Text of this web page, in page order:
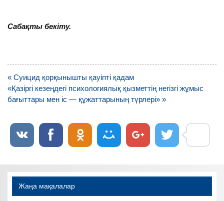
Сабақты бекіту.
Навигация
по
записям
« Суицид қорқынышты қауіпті қадам
«Қазіргі кезеңдегі психологиялық қызметтің негізгі жұмыс
бағыттары мен іс — құжаттарының түрлері» »
Жаңа мақалалар